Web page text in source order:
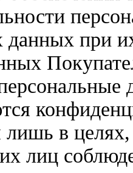
данных при
лишь в
лиц